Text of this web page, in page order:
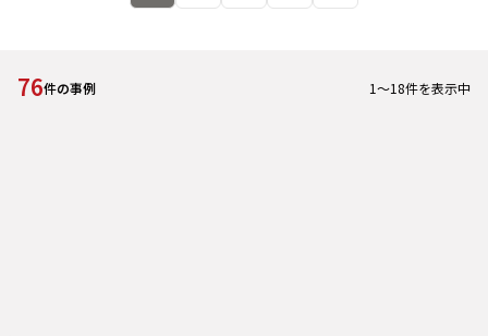
76件の事例 1～18件を表示中